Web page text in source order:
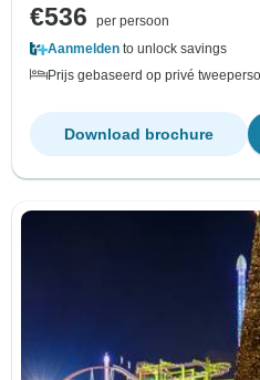
€536
per persoon
Aanmelden to unlock savings
Prijs gebaseerd op privé
Download brochure